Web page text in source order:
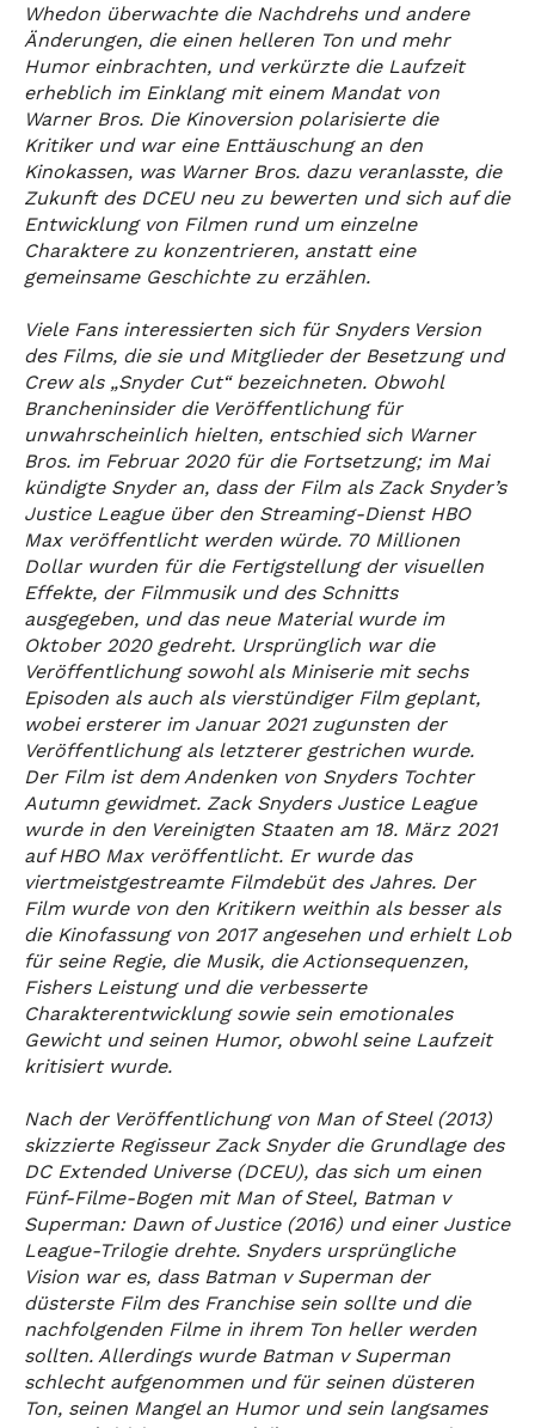
Whedon überwachte die Nachdrehs und andere
Änderungen, die einen helleren Ton und mehr
Humor einbrachten, und verkürzte die Laufzeit
erheblich im Einklang mit einem Mandat von
Warner Bros. Die Kinoversion polarisierte die
Kritiker und war eine Enttäuschung an den
Kinokassen, was Warner Bros. dazu veranlasste, die
Zukunft des DCEU neu zu bewerten und sich auf die
Entwicklung von Filmen rund um einzelne
Charaktere zu konzentrieren, anstatt eine
gemeinsame Geschichte zu erzählen.
Viele Fans interessierten sich für Snyders Version
des Films, die sie und Mitglieder der Besetzung und
Crew als „Snyder Cut“ bezeichneten. Obwohl
Brancheninsider die Veröffentlichung für
unwahrscheinlich hielten, entschied sich Warner
Bros. im Februar 2020 für die Fortsetzung; im Mai
kündigte Snyder an, dass der Film als Zack Snyder’s
Justice League über den Streaming-Dienst HBO
Max veröffentlicht werden würde. 70 Millionen
Dollar wurden für die Fertigstellung der visuellen
Effekte, der Filmmusik und des Schnitts
ausgegeben, und das neue Material wurde im
Oktober 2020 gedreht. Ursprünglich war die
Veröffentlichung sowohl als Miniserie mit sechs
Episoden als auch als vierstündiger Film geplant,
wobei ersterer im Januar 2021 zugunsten der
Veröffentlichung als letzterer gestrichen wurde.
Der Film ist dem Andenken von Snyders Tochter
Autumn gewidmet. Zack Snyders Justice League
wurde in den Vereinigten Staaten am 18. März 2021
auf HBO Max veröffentlicht. Er wurde das
viertmeistgestreamte Filmdebüt des Jahres. Der
Film wurde von den Kritikern weithin als besser als
die Kinofassung von 2017 angesehen und erhielt Lob
für seine Regie, die Musik, die Actionsequenzen,
Fishers Leistung und die verbesserte
Charakterentwicklung sowie sein emotionales
Gewicht und seinen Humor, obwohl seine Laufzeit
kritisiert wurde.
Nach der Veröffentlichung von Man of Steel (2013)
skizzierte Regisseur Zack Snyder die Grundlage des
DC Extended Universe (DCEU), das sich um einen
Fünf-Filme-Bogen mit Man of Steel, Batman v
Superman: Dawn of Justice (2016) und einer Justice
League-Trilogie drehte. Snyders ursprüngliche
Vision war es, dass Batman v Superman der
düsterste Film des Franchise sein sollte und die
nachfolgenden Filme in ihrem Ton heller werden
sollten. Allerdings wurde Batman v Superman
schlecht aufgenommen und für seinen düsteren
Ton, seinen Mangel an Humor und sein langsames